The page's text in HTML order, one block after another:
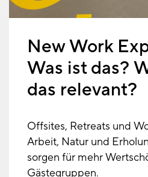
New Work
Was ist das?
das relevant?
Offsites, Retreats und
Arbeit, Natur und
sorgen für mehr
Gästegruppen.